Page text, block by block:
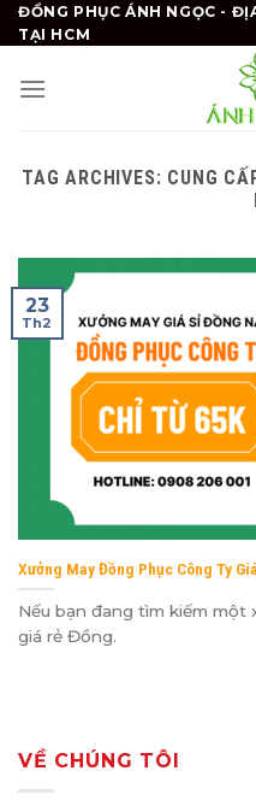
Skip
to
ĐỒNG PHỤC ÁNH NGỌC -
TẠI HCM
TAG ARCHIVES: CUNG
Xưởng May Đồng Phục Công Ty
Nếu bạn đang tìm kiếm
giá rẻ Đồng.
23
Th2
VỀ CHÚNG TÔI